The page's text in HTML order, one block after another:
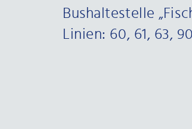
Bushaltestelle
Linien: 60, 61, 63, 90